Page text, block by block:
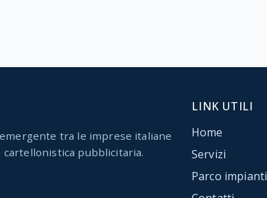
tra le imprese italiane
pubblicitaria.
LINK UTILI
Home
Servizi
Parco impianti